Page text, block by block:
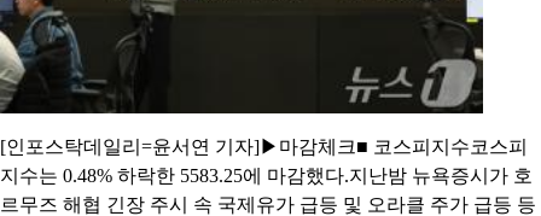
[인포스탁데일리=윤서연 기자]▶마감체크■ 코스피지수코스피
지수는 0.48% 하락한 5583.25에 마감했다.지난밤 뉴욕증시가 호
르무즈 해협 긴장 주시 속 국제유가 급등 및 오라클 주가 급등 등